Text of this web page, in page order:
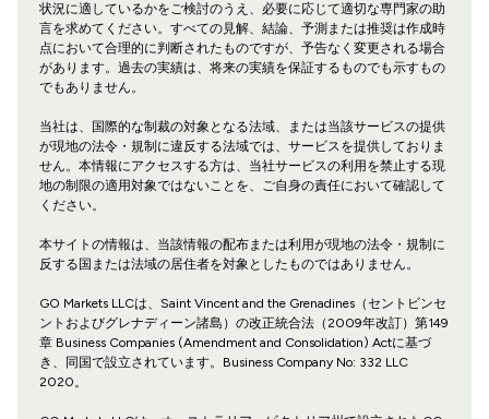
状況に適しているかをご検討のうえ、必要に応じて適切な専門家の助
言を求めてください。すべての見解、結論、予測または推奨は作成時
点において合理的に判断されたものですが、予告なく変更される場合
があります。過去の実績は、将来の実績を保証するものでも示すもの
でもありません。
当社は、国際的な制裁の対象となる法域、または当該サービスの提供
が現地の法令・規制に違反する法域では、サービスを提供しておりま
せん。本情報にアクセスする方は、当社サービスの利用を禁止する現
地の制限の適用対象ではないことを、ご自身の責任において確認して
ください。
本サイトの情報は、当該情報の配布または利用が現地の法令・規制に
反する国または法域の居住者を対象としたものではありません。
GO Markets LLCは、Saint Vincent and the Grenadines（セントビンセ
ントおよびグレナディーン諸島）の改正統合法（2009年改訂）第149
章 Business Companies (Amendment and Consolidation) Actに基づ
き、同国で設立されています。Business Company No: 332 LLC
2020。